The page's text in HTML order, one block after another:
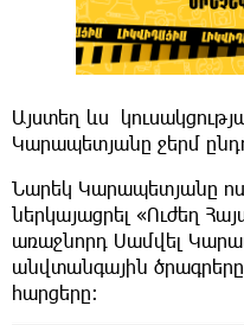
Այստեղ ևս
Կարապետյանը ջերմ
Նարեկ Կարապետյանը
ներկայացրել «Ուժեղ
առաջնորդ Սամվել
անվտանգային
հարցերը։